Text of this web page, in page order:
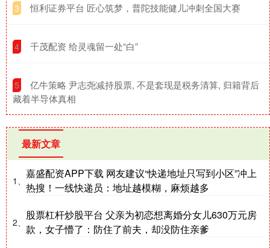
3 ​恒利证券平台 匠心筑梦，普陀技能健儿冲刺全国大赛
4 ​千茂配资 给灵魂留一处“白”
5
​亿牛策略 尹志尧减持股票, 不是套现是税务清算, 归籍背后
藏着半导体真相
最新文章
1、
嘉盛配资APP下载 网友建议“快递地址只写到小区”冲上
热搜！一线快递员：地址越模糊，麻烦越多
2、
股票杠杆炒股平台 父亲为初恋想离婚分女儿630万元房
款，女子懵了：防住了前夫，却没防住亲爹